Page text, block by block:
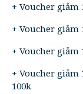
+ Voucher giảm
+ Voucher giảm
+ Voucher giảm
+ Voucher
100k